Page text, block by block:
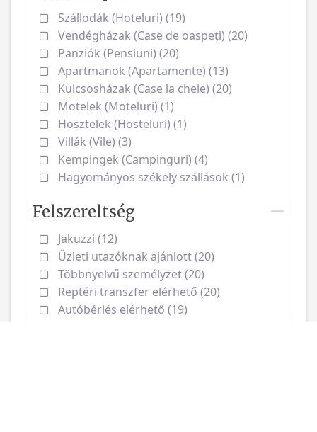
Szállodák (Hoteluri) (19)
Vendégházak (Case de oaspeți) (20)
Panziók (Pensiuni) (20)
Apartmanok (Apartamente) (13)
Kulcsosházak (Case la cheie) (20)
Motelek (Moteluri) (1)
Hosztelek (Hosteluri) (1)
Villák (Vile) (3)
Kempingek (Campinguri) (4)
Hagyományos székely szállások (1)
Felszereltség
Jakuzzi (12)
Üzleti utazóknak ajánlott (20)
Többnyelvű személyzet (20)
Reptéri transzfer elérhető (20)
Autóbérlés elérhető (19)